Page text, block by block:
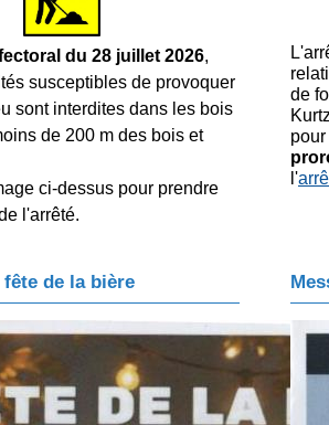
du 28 juillet 2026,
susceptibles de provoquer
sont interdites dans les bois
de 200 m des bois et
ci-dessus pour prendre
l'arrêté.
de
l'
fête de la bière